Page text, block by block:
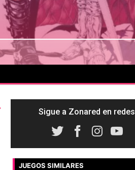
Sigue a Zonared en redes
JUEGOS SIMILARES